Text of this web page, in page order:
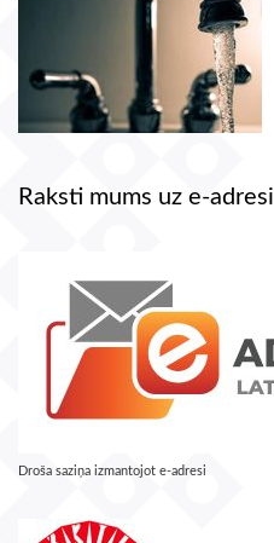
Raksti mums uz e-adresi
Droša saziņa izmantojot e-adresi